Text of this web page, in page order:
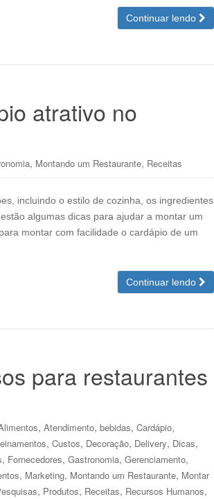
Continuar lendo
atrativo no
, Montando um Restaurante, Receitas
incluindo o estilo de cozinha, os ingredientes
algumas dicas para ajudar a montar um
montar com facilidade o cardápio de um
Continuar lendo
para restaurantes
, Atendimento, bebidas, Cardápio,
, Custos, Decoração, Delivery, Dicas,
, Fornecedores, Gastronomia, Gerenciamento,
, Marketing, Montando um Restaurante, Montar
, Produtos, Receitas, Recursos Humanos,